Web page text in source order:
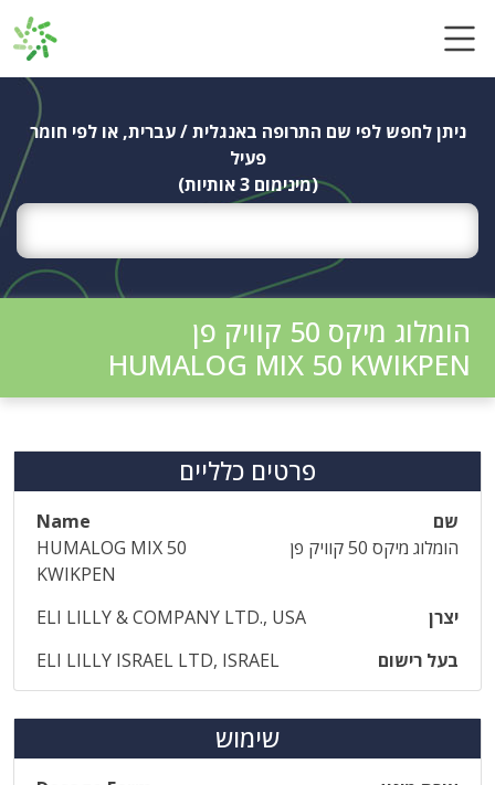
ניתן לחפש לפי שם התרופה באנגלית / עברית, או לפי חומר
פעיל
(מינימום 3 אותיות)
הומלוג מיקס 50 קוויק פן
HUMALOG MIX 50 KWIKPEN
פרטים כלליים
שם
Name
הומלוג מיקס 50 קוויק פן
HUMALOG MIX 50
KWIKPEN
יצרן
ELI LILLY & COMPANY LTD., USA
בעל רישום
ELI LILLY ISRAEL LTD, ISRAEL
שימוש